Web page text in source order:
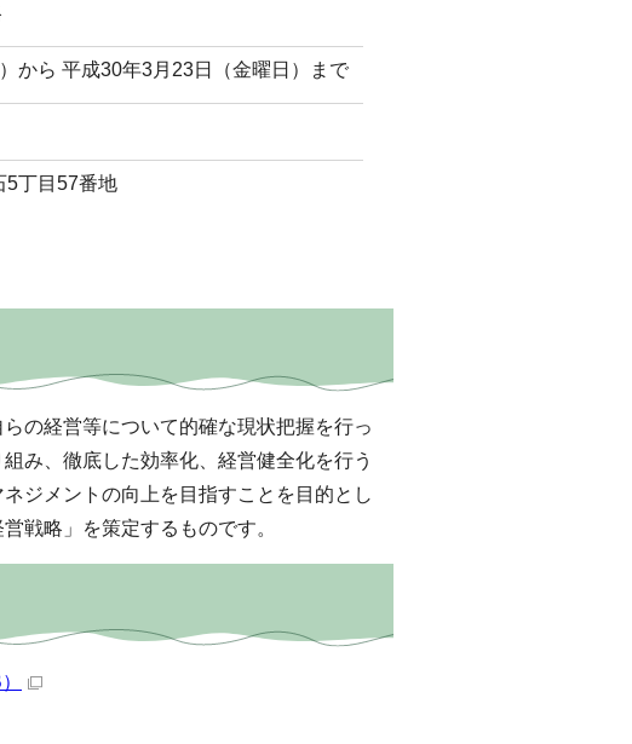
から 平成30年3月23日（金曜日）まで
丁目57番地
の経営等について的確な現状把握を行っ
み、徹底した効率化、経営健全化を行う
ジメントの向上を目指すことを目的とし
戦略」を策定するものです。